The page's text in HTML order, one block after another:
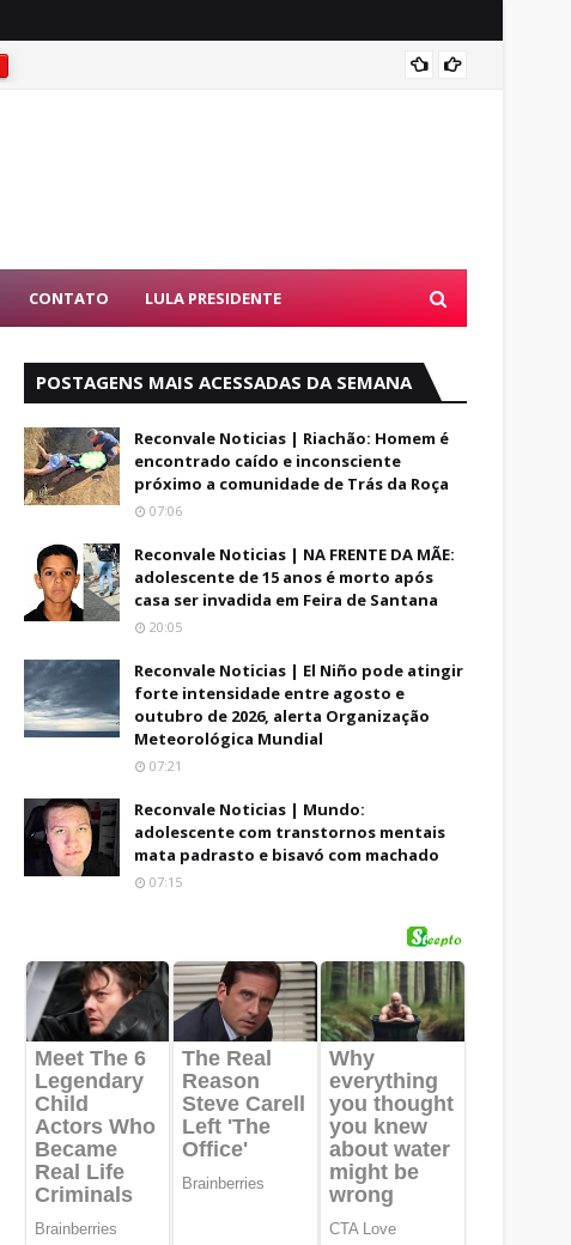
CONTATO LULA PRESIDENTE
POSTAGENS MAIS ACESSADAS DA SEMANA
Reconvale Noticias | Riachão: Homem é
encontrado caído e inconsciente
próximo a comunidade de Trás da Roça
07:06
Reconvale Noticias | NA FRENTE DA MÃE:
adolescente de 15 anos é morto após
casa ser invadida em Feira de Santana
20:05
Reconvale Noticias | El Niño pode atingir
forte intensidade entre agosto e
outubro de 2026, alerta Organização
Meteorológica Mundial
07:21
Reconvale Noticias | Mundo:
adolescente com transtornos mentais
mata padrasto e bisavó com machado
07:15